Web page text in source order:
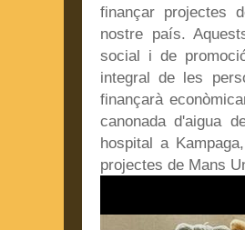
finançar projectes
nostre país.
social i de
integral de les
finançarà
canonada d'aigua
hospital a
projectes de Mans